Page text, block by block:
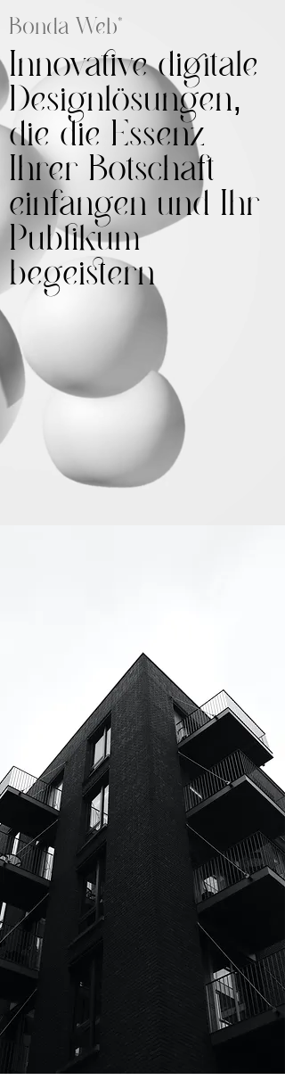
Bonda Web*
Innovative digitale
Designlösungen,
die die Essenz
Ihrer Botschaft
einfangen und Ihr
Publikum
begeistern